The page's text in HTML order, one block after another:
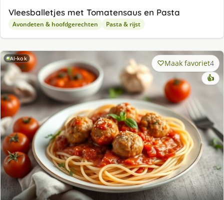
Vleesballetjes met Tomatensaus en Pasta
Avondeten & hoofdgerechten Pasta & rijst
AI-kok Maak favoriet4
👍